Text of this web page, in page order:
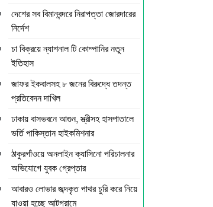
দেশের সব বিমানবন্দরে নিরাপত্তা জোরদারের
নির্দেশ
চা বিক্রয়ে ন্যাশনাল টি কোম্পানির নতুন
ইতিহাস
জাফর ইকবালসহ ৮ জনের বিরুদ্ধে তদন্ত
প্রতিবেদন দাখিল
ঢাকায় বাসভবনে আগুন, স্ত্রীসহ হাসপাতালে
ভর্তি পাকিস্তান হাইকমিশনার
ঠাকুরগাঁওয়ে অনলাইন ক্যাসিনো পরিচালনার
অভিযোগে যুবক গ্রেপ্তার
আবারও লোভার জব্দকৃত পাথর চুরি করে নিয়ে
যাওয়া হচ্ছে আটগ্রামে